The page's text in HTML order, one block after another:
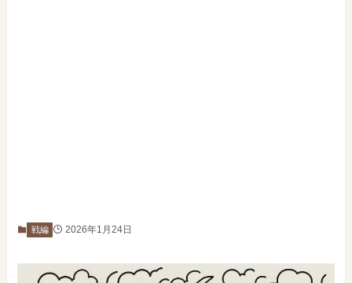
戦編 2026年1月24日